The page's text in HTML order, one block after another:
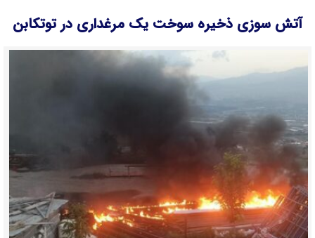
آتش سوزی ذخیره سوخت یک مرغداری در توتکابن